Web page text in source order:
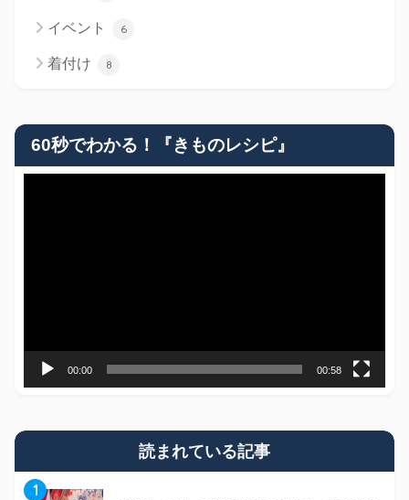
イベント 6
着付け 8
60秒でわかる！『きものレシピ』
00:00 00:58
読まれている記事
1